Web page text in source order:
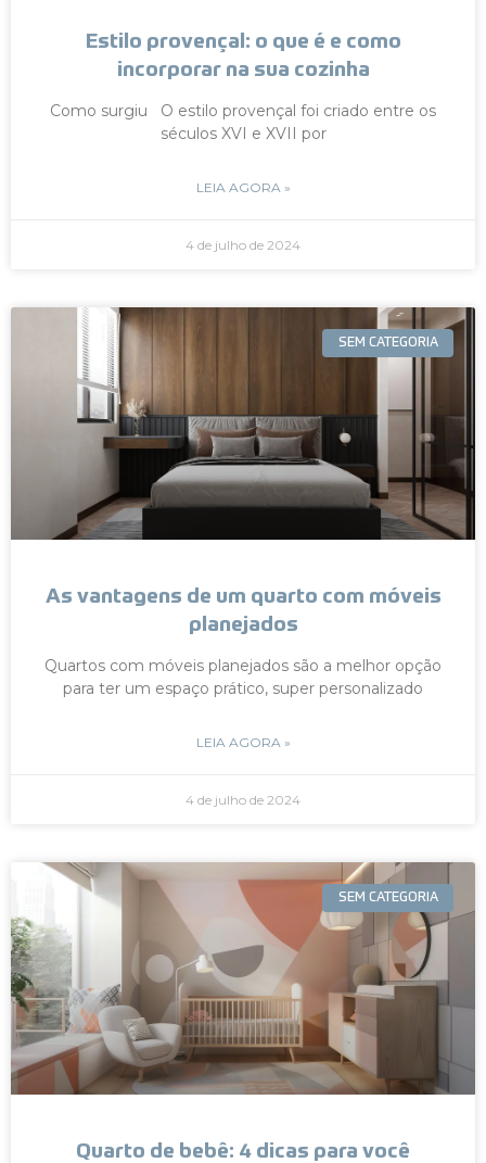
Estilo provençal: o que é e como
incorporar na sua cozinha
Como surgiu O estilo provençal foi criado entre os
séculos XVI e XVII por
LEIA AGORA »
4 de julho de 2024
SEM CATEGORIA
As vantagens de um quarto com móveis
planejados
Quartos com móveis planejados são a melhor opção
para ter um espaço prático, super personalizado
LEIA AGORA »
4 de julho de 2024
SEM CATEGORIA
Quarto de bebê: 4 dicas para você